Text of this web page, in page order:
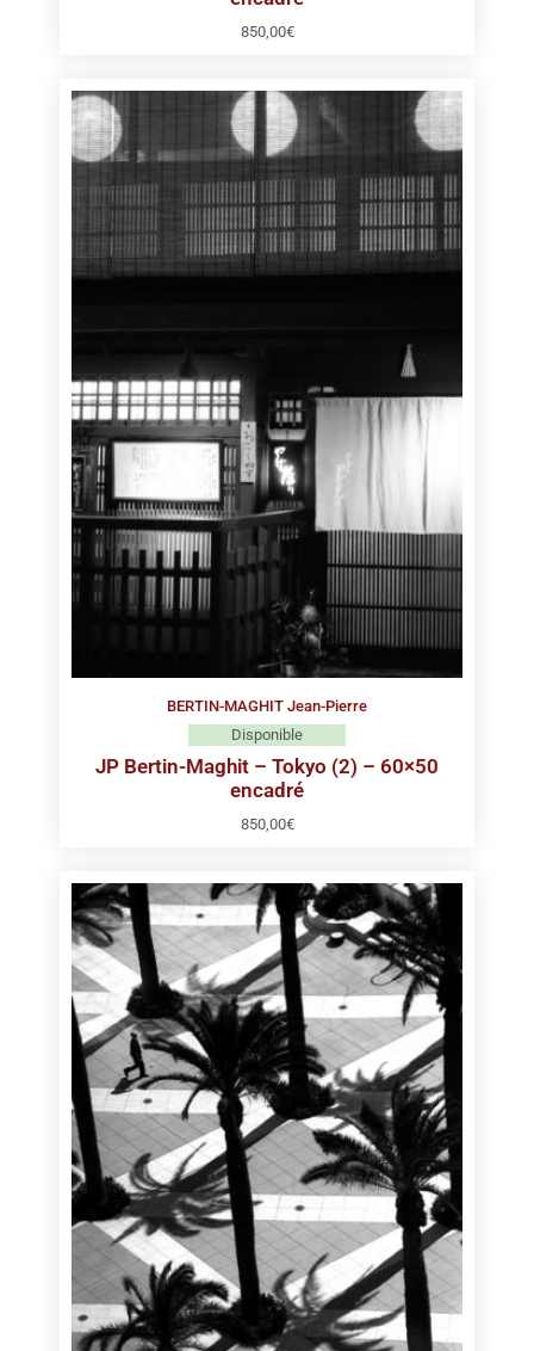
850,00€
BERTIN-MAGHIT Jean-Pierre
Disponible
JP Bertin-Maghit – Tokyo (2) – 60×50
encadré
850,00€